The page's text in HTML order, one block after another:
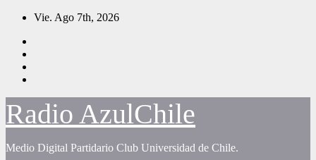
Saltar
contenido
Vie. Ago 7th, 2026
Radio AzulChile
Medio Digital Partidario Club Universidad de Chile.